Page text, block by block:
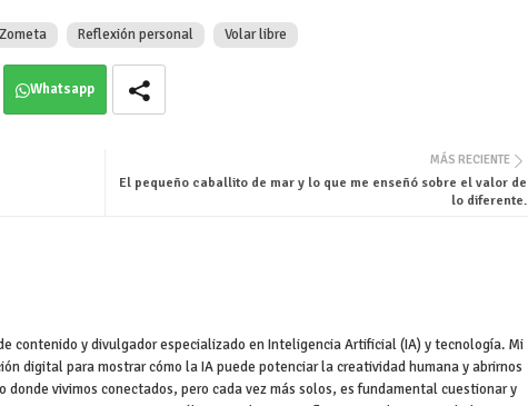
Reflexión personal Volar libre
Whatsapp
MÁS RECIENTE
El pequeño caballito de mar y lo que me enseñó sobre el valor de
lo diferente.
contenido y divulgador especializado en Inteligencia Artificial (IA) y tecnología. Mi
digital para mostrar cómo la IA puede potenciar la creatividad humana y abrirnos
donde vivimos conectados, pero cada vez más solos, es fundamental cuestionar y